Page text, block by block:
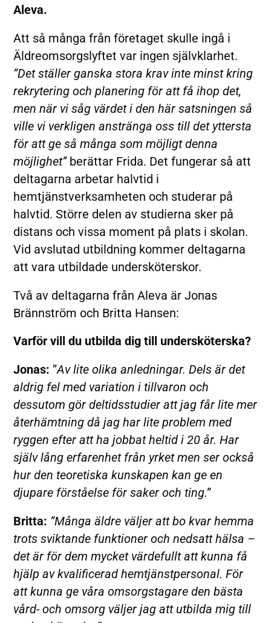
Aleva.
Att så många från företaget skulle ingå i
Äldreomsorgslyftet var ingen självklarhet.
”Det ställer ganska stora krav inte minst kring
rekrytering och planering för att få ihop det,
men när vi såg värdet i den här satsningen så
ville vi verkligen anstränga oss till det yttersta
för att ge så många som möjligt denna
möjlighet”berättar Frida. Det fungerar så att
deltagarna arbetar halvtid i
hemtjänstverksamheten och studerar på
halvtid. Större delen av studierna sker på
distans och vissa moment på plats i skolan.
Vid avslutad utbildning kommer deltagarna
att vara utbildade undersköterskor.
Två av deltagarna från Aleva är Jonas
Brännström och Britta Hansen:
Varför vill du utbilda dig till undersköterska?
Jonas: ”Av lite olika anledningar. Dels är det
aldrig fel med variation i tillvaron och
dessutom gör deltidsstudier att jag får lite mer
återhämtning då jag har lite problem med
ryggen efter att ha jobbat heltid i 20 år. Har
själv lång erfarenhet från yrket men ser också
hur den teoretiska kunskapen kan ge en
djupare förståelse för saker och ting.”
Britta: ”Många äldre väljer att bo kvar hemma
trots sviktande funktioner och nedsatt hälsa –
det är för dem mycket värdefullt att kunna få
hjälp av kvalificerad hemtjänstpersonal. För
att kunna ge våra omsorgstagare den bästa
vård- och omsorg väljer jag att utbilda mig till